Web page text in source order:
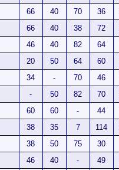
66 40 70 36
66 40 38 72
46 40 82 64
20 50 64 60
34 - 70 46
- 50 82 70
60 60 - 44
38 35 7 114
38 50 75 30
46 40 - 49